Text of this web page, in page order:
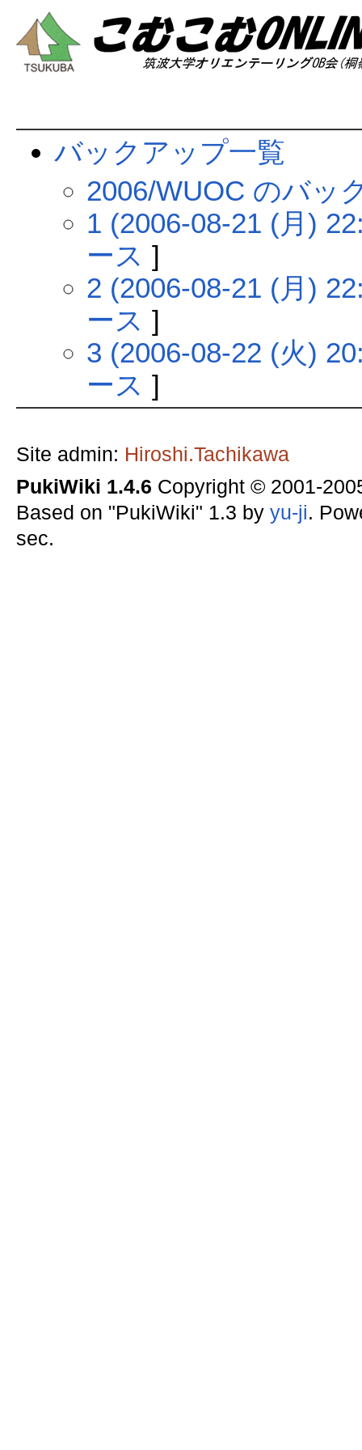
バックアップ一覧
2006/WUOC のバッ
1 (2006-08-21 (月)
ース ]
2 (2006-08-21 (月)
ース ]
3 (2006-08-22 (火)
ース ]
Site admin: Hiroshi.Tachikawa
PukiWiki 1.4.6 Copyright © 2001-
Based on "PukiWiki" 1.3 by yu-ji.
sec.